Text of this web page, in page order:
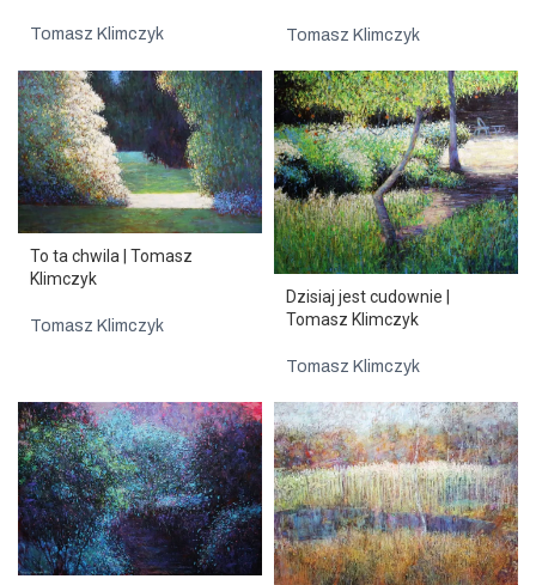
Tomasz Klimczyk Tomasz Klimczyk
To ta chwila | Tomasz
Klimczyk
Tomasz Klimczyk
Dzisiaj jest cudownie |
Tomasz Klimczyk
Tomasz Klimczyk